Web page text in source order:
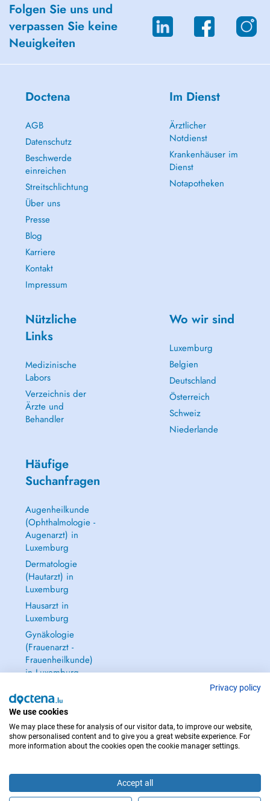
Folgen Sie uns und
verpassen Sie keine
Neuigkeiten
Doctena
AGB
Datenschutz
Beschwerde
einreichen
Streitschlichtung
Über uns
Presse
Blog
Karriere
Kontakt
Impressum
Im Dienst
Ärztlicher
Notdienst
Krankenhäuser im
Dienst
Notapotheken
Nützliche
Links
Medizinische
Labors
Verzeichnis der
Ärzte und
Behandler
Wo wir sind
Luxemburg
Belgien
Deutschland
Österreich
Schweiz
Niederlande
Häufige
Suchanfragen
Augenheilkunde
(Ophthalmologie -
Augenarzt) in
Luxemburg
Dermatologie
(Hautarzt) in
Luxemburg
Hausarzt in
Luxemburg
Gynäkologie
(Frauenarzt -
Frauenheilkunde)
in Luxemburg
IM NOTFALL WENDEN SIE SICH AN : 112
Privacy policy
We use cookies
We may place these for analysis of our visitor data, to improve our website,
show personalised content and to give you a great website experience. For
more information about the cookies open the cookie manager settings.
Accept all